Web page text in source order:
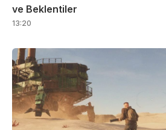
ve Beklentiler
13:20